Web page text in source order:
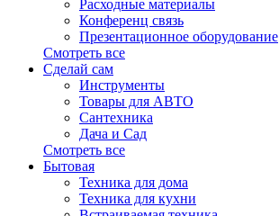
Расходные материалы
Конференц связь
Презентационное оборудование
Смотреть все
Сделай сам
Инструменты
Товары для АВТО
Сантехника
Дача и Сад
Смотреть все
Бытовая
Техника для дома
Техника для кухни